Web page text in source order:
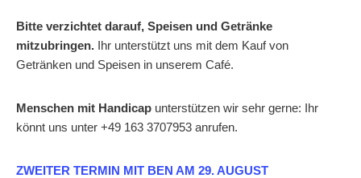
Bitte verzichtet darauf, Speisen und Getränke
mitzubringen. Ihr unterstützt uns mit dem Kauf von
Getränken und Speisen in unserem Café.
Menschen mit Handicap unterstützen wir sehr gerne: Ihr
könnt uns unter ‭+49 163 3707953‬ anrufen.
ZWEITER TERMIN MIT BEN AM 29. AUGUST